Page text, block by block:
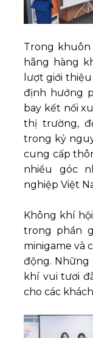
Trong
hãng hàng
lượt giới
định hướng
bay kết nối
thị trường,
trong kỷ
cung cấp
nhiều góc
nghiệp Việt
Không khí
trong phần
minigame và
động. Những
khí vui tươi
cho các